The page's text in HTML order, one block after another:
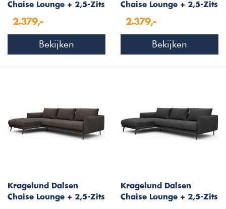
Chaise Lounge + 2,5-Zits
2.379,-
Bekijken
Chaise Lounge + 2,5-Zits
2.379,-
Bekijken
Kragelund Dalsen
Chaise Lounge + 2,5-Zits
Kragelund Dalsen
Chaise Lounge + 2,5-Zits